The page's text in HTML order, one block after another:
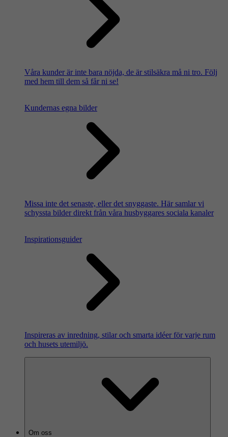
Våra kunder är inte bara nöjda, de är stilsäkra må ni tro. Följ
med hem till dem så får ni se!
Kundernas egna bilder
Missa inte det senaste, eller det snyggaste. Här samlar vi
schyssta bilder direkt från våra husbyggares sociala kanaler
Inspirationsguider
Inspireras av inredning, stilar och smarta idéer för varje rum
och husets utemiljö.
Om oss